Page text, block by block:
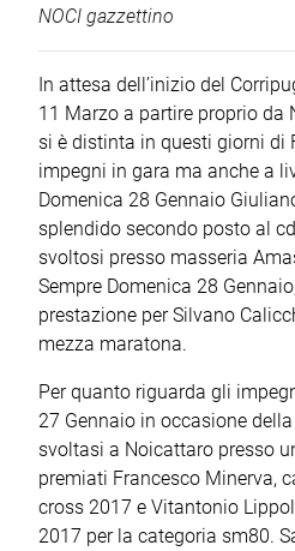
NOCI gazzettino
In attesa dell’inizio del
11 Marzo a partire proprio da
si è distinta in questi giorni di
impegni in gara ma anche a
Domenica 28 Gennaio
splendido secondo posto al
svoltosi presso masseria
Sempre Domenica 28
prestazione per Silvano
mezza maratona.
Per quanto riguarda gli
27 Gennaio in occasione
svoltasi a Noicattaro presso
premiati Francesco Minerva,
cross 2017 e Vitantonio
2017 per la categoria sm80.